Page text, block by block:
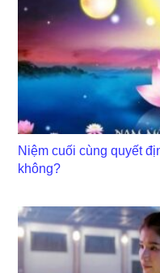
Niệm cuối cùng quyết
không?